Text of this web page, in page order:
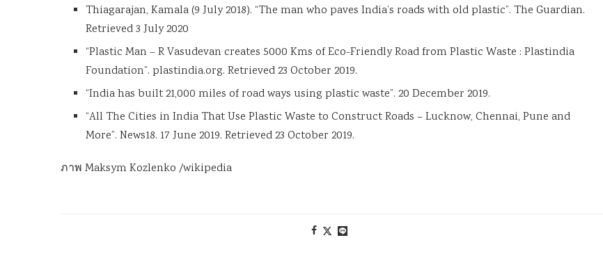
Thiagarajan, Kamala (9 July 2018). “The man who paves India’s roads with old plastic”. The Guardian.
Retrieved 3 July 2020
“Plastic Man – R Vasudevan creates 5000 Kms of Eco-Friendly Road from Plastic Waste : Plastindia
Foundation”. plastindia.org. Retrieved 23 October 2019.
“India has built 21,000 miles of road ways using plastic waste”. 20 December 2019.
“All The Cities in India That Use Plastic Waste to Construct Roads – Lucknow, Chennai, Pune and
More”. News18. 17 June 2019. Retrieved 23 October 2019.
ภาพ Maksym Kozlenko /wikipedia